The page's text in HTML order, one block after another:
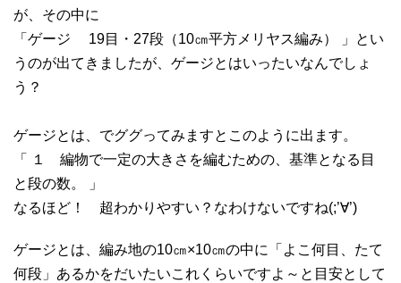
が、その中に
「ゲージ 19目・27段（10㎝平方メリヤス編み） 」とい
うのが出てきましたが、ゲージとはいったいなんでしょ
う？
ゲージとは、でググってみますとこのように出ます。
「 １ 編物で一定の大きさを編むための、基準となる目
と段の数。 」
なるほど！ 超わかりやすい？なわけないですね(;’∀’)
ゲージとは、編み地の10㎝×10㎝の中に「よこ何目、たて
何段」あるかをだいたいこれくらいですよ～と目安として